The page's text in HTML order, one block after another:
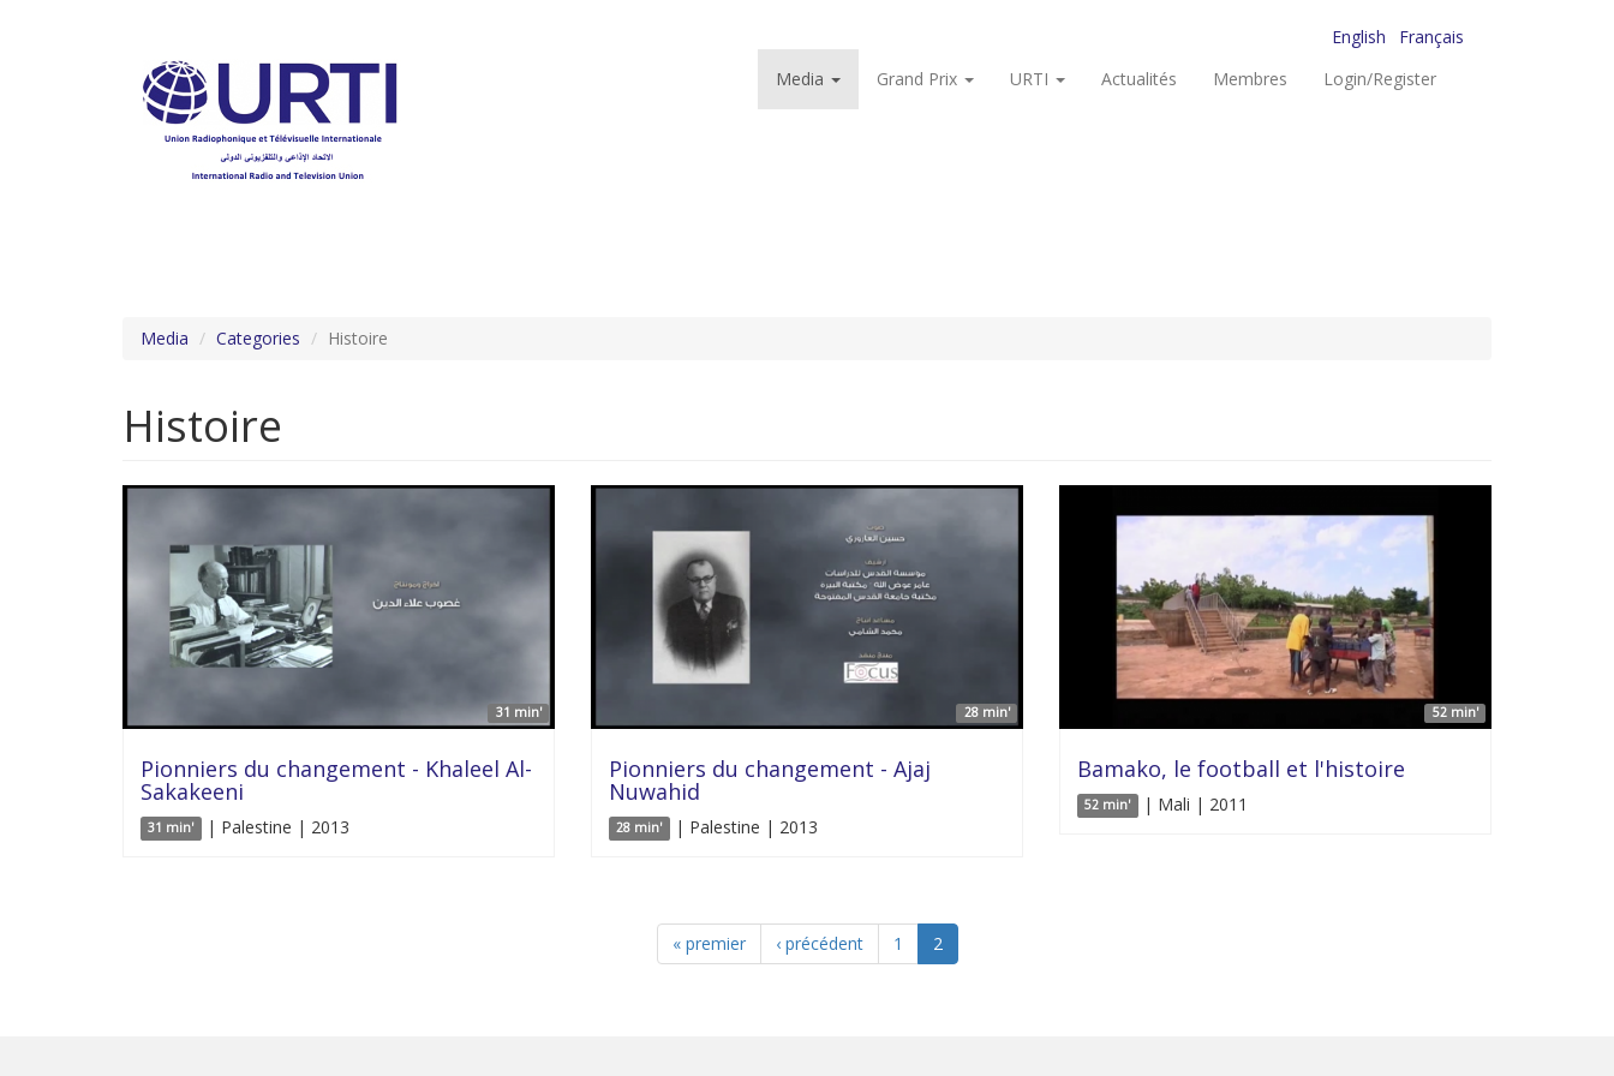
English
Français
Media
Grand Prix URTI Actualités Membres Login/Register
Media Categories Histoire
Histoire
31 min'
Pionniers du changement - Khaleel Al-
Sakakeeni
31 min' | Palestine | 2013
28 min'
Pionniers du changement - Ajaj
Nuwahid
28 min' | Palestine | 2013
52 min'
Bamako, le football et l'histoire
52 min' | Mali | 2011
« premier ‹ précédent 1 2